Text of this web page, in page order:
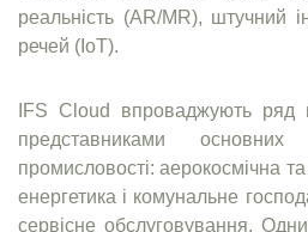
реальність (AR/MR), штучний
речей (IoT).
IFS Cloud впроваджують ряд
представниками
промисловості: аерокосмічна
енергетика і комунальне
сервісне обслуговування.